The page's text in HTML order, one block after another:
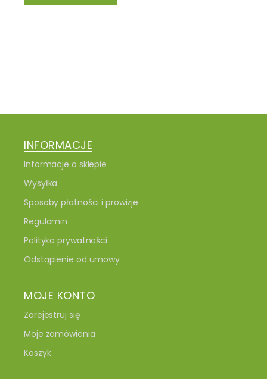
INFORMACJE
Informacje o sklepie
Wysyłka
Sposoby płatności i prowizje
Regulamin
Polityka prywatności
Odstąpienie od umowy
MOJE KONTO
Zarejestruj się
Moje zamówienia
Koszyk